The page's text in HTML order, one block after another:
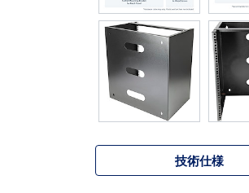
技術仕様